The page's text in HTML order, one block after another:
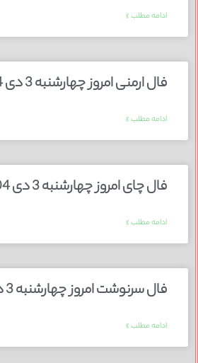
ادامه مطلب »
فال ارمنی امروز چهارشنبه 3 دی 1404
ادامه مطلب »
فال چای امروز چهارشنبه 3 دی 1404
ادامه مطلب »
فال سرنوشت امروز چهارشنبه 3 دی 1404
ادامه مطلب »